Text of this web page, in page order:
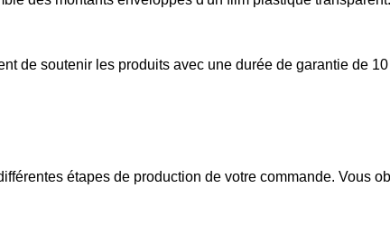
de soutenir les produits avec une durée de garantie de
étapes de production de votre commande. Vous